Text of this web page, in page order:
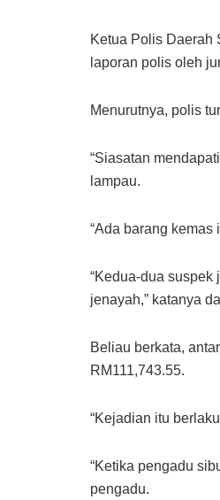
Ketua Polis Daerah
laporan polis oleh
Menurutnya, polis
“Siasatan
lampau.
“Ada barang
“Kedua-dua
jenayah,” katanya
Beliau berkata,
RM111,743.55.
“Kejadian itu
“Ketika pengadu
pengadu.